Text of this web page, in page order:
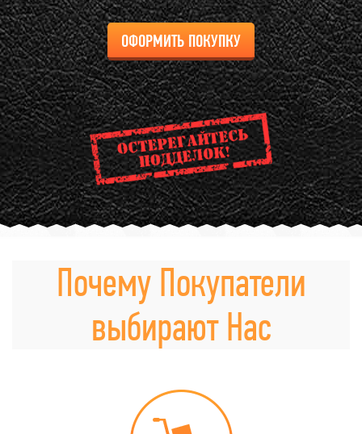
ОФОРМИТЬ ПОКУПКУ
Почему Покупатели
выбирают Нас